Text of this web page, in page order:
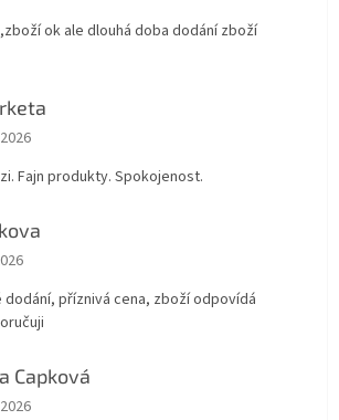
ok ale dlouhá doba dodání zboží
obchodu je 5 z 5 hvězdiček.
Fajn produkty. Spokojenost.
obchodu je 5 z 5 hvězdiček.
příznivá cena, zboží odpovídá
Capková
obchodu je 5 z 5 hvězdiček.